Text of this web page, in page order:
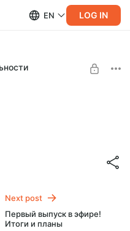
EN LOG IN
— «Мост
Next post
Первый выпуск в эфире!
Итоги и планы